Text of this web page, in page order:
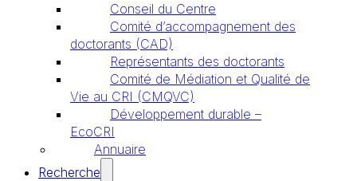
Conseil du Centre
Comité d’accompagnement des
doctorants (CAD)
Représentants des doctorants
Comité de Médiation et Qualité de
Vie au CRI (CMQVC)
Développement durable –
EcoCRI
Annuaire
Recherche